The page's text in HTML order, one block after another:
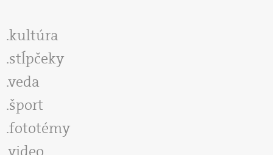
kultúra
stĺpčeky
veda
šport
fototémy